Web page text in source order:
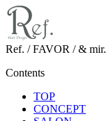
Ref. / FAVOR / & mir.
Contents
TOP
CONCEPT